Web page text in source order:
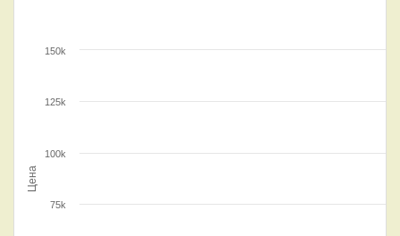
Цена
75k
100k
125k
150k